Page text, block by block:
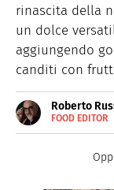
rinascita della
un dolce
aggiungendo
canditi con
Roberto
FOOD EDITOR
Roberto